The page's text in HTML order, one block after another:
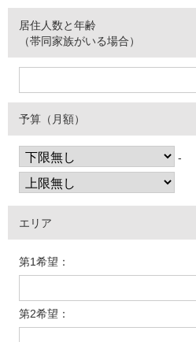
居住人数と年齢
（帯同家族がいる場合）
予算（月額）
-
エリア
第1希望：
第2希望：